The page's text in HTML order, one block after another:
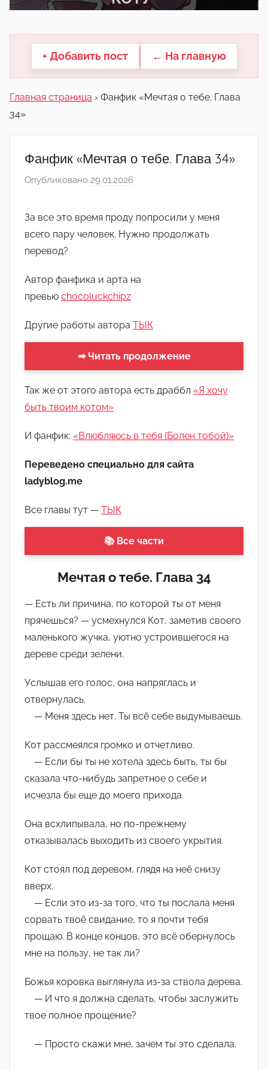
другие.
+ Добавить пост ← На главную
Главная страница › Фанфик «Мечтая о тебе. Глава
34»
Фанфик «Мечтая о тебе. Глава 34»
Опубликовано 29.01.2026
н
о
м
и
)
За все это время проду попросили у меня
всего пару человек. Нужно продолжать
перевод?
Автор фанфика и арта на
превью chocoluckchipz
Другие работы автора ТЫК
➡ Читать продолжение
Так же от этого автора есть драббл «Я хочу
быть твоим котом»
И фанфик: «Влюбляюсь в тебя (Болен тобой)»
Переведено специально для сайта
ladyblog.me
Все главы тут — ТЫК
📚 Все части
Мечтая о тебе. Глава 34
— Есть ли причина, по которой ты от меня
прячешься? — усмехнулся Кот, заметив своего
маленького жучка, уютно устроившегося на
дереве среди зелени.
Услышав его голос, она напряглась и
отвернулась.
— Меня здесь нет. Ты всё себе выдумываешь.
Кот рассмеялся громко и отчетливо.
— Если бы ты не хотела здесь быть, ты бы
сказала что-нибудь запретное о себе и
исчезла бы еще до моего прихода.
Она всхлипывала, но по-прежнему
отказывалась выходить из своего укрытия.
Кот стоял под деревом, глядя на неё снизу
вверх.
— Если это из-за того, что ты послала меня
сорвать твоё свидание, то я почти тебя
прощаю. В конце концов, это всё обернулось
мне на пользу, не так ли?
Божья коровка выглянула из-за ствола дерева.
— И что я должна сделать, чтобы заслужить
твое полное прощение?
— Просто скажи мне, зачем ты это сделала.